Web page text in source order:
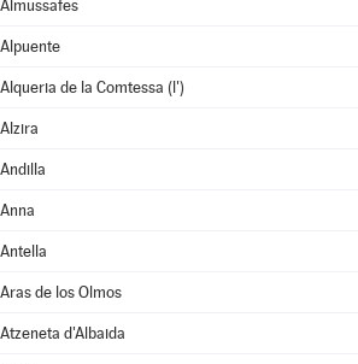
Almussafes
Alpuente
Alqueria de la Comtessa (l')
Alzira
Andilla
Anna
Antella
Aras de los Olmos
Atzeneta d'Albaida